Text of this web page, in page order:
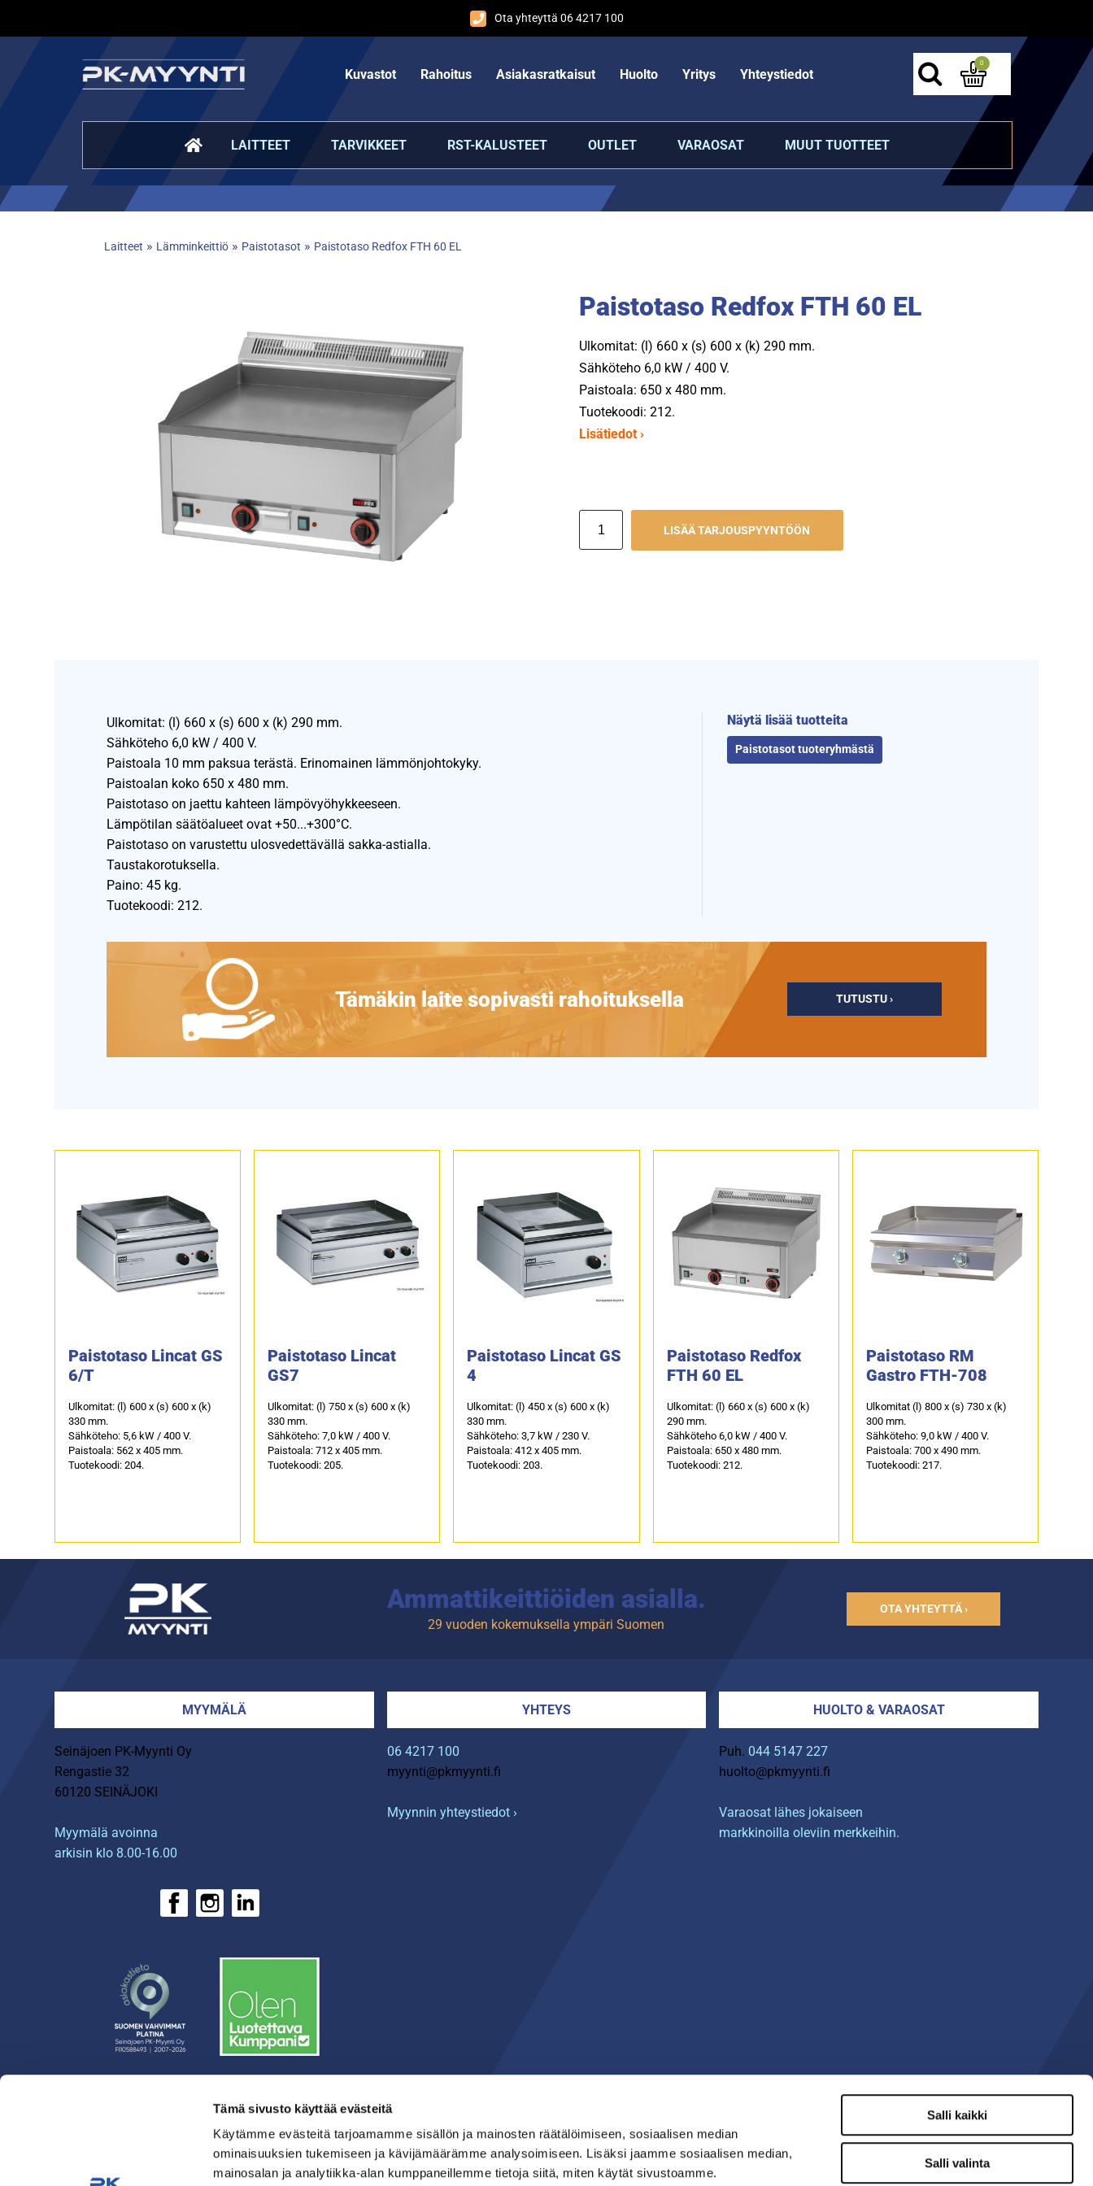
Tämä sivusto käyttää evästeitä
Käytämme evästeitä tarjoamamme sisällön ja mainosten räätälöimiseen, sosiaalisen median
ominaisuuksien tukemiseen ja kävijämäärämme analysoimiseen. Lisäksi jaamme sosiaalisen median,
mainosalan ja analytiikka-alan kumppaneillemme tietoja siitä, miten käytät sivustoamme.
Salli kaikki
Salli valinta
Ota yhteyttä 06 4217 100
Kuvastot Rahoitus Asiakasratkaisut Huolto Yritys Yhteystiedot
0
LAITTEET TARVIKKEET RST-KALUSTEET OUTLET VARAOSAT MUUT TUOTTEET
Laitteet » Lämminkeittiö» Paistotasot » Paistotaso Redfox FTH 60 EL
Paistotaso Redfox FTH 60 EL
Ulkomitat: (l) 660 x (s) 600 x (k) 290 mm.
Sähköteho 6,0 kW / 400 V.
Paistoala: 650 x 480 mm.
Tuotekoodi: 212.
Lisätiedot ›
LISÄÄ TARJOUSPYYNTÖÖN
Ulkomitat: (l) 660 x (s) 600 x (k) 290 mm.
Sähköteho 6,0 kW / 400 V.
Paistoala 10 mm paksua terästä. Erinomainen lämmönjohtokyky.
Paistoalan koko 650 x 480 mm.
Paistotaso on jaettu kahteen lämpövyöhykkeeseen.
Lämpötilan säätöalueet ovat +50...+300°C.
Paistotaso on varustettu ulosvedettävällä sakka-astialla.
Taustakorotuksella.
Paino: 45 kg.
Tuotekoodi: 212.
Näytä lisää tuotteita
Paistotasot tuoteryhmästä
Tämäkin laite sopivasti rahoituksella TUTUSTU ›
Paistotaso Lincat GS
6/T
Ulkomitat: (l) 600 x (s) 600 x (k)
330 mm.
Sähköteho: 5,6 kW / 400 V.
Paistoala: 562 x 405 mm.
Tuotekoodi: 204.
Paistotaso Lincat
GS7
Ulkomitat: (l) 750 x (s) 600 x (k)
330 mm.
Sähköteho: 7,0 kW / 400 V.
Paistoala: 712 x 405 mm.
Tuotekoodi: 205.
Paistotaso Lincat GS
4
Ulkomitat: (l) 450 x (s) 600 x (k)
330 mm.
Sähköteho: 3,7 kW / 230 V.
Paistoala: 412 x 405 mm.
Tuotekoodi: 203.
Paistotaso Redfox
FTH 60 EL
Ulkomitat: (l) 660 x (s) 600 x (k)
290 mm.
Sähköteho 6,0 kW / 400 V.
Paistoala: 650 x 480 mm.
Tuotekoodi: 212.
Paistotaso RM
Gastro FTH-708
Ulkomitat (l) 800 x (s) 730 x (k)
300 mm.
Sähköteho: 9,0 kW / 400 V.
Paistoala: 700 x 490 mm.
Tuotekoodi: 217.
Ammattikeittiöiden asialla.
29 vuoden kokemuksella ympäri Suomen
OTA YHTEYTTÄ ›
MYYMÄLÄ
Seinäjoen PK-Myynti Oy
Rengastie 32
60120 SEINÄJOKI
Myymälä avoinna
arkisin klo 8.00-16.00
YHTEYS
06 4217 100
myynti@pkmyynti.fi
Myynnin yhteystiedot ›
HUOLTO & VARAOSAT
Puh. 044 5147 227
huolto@pkmyynti.fi
Varaosat lähes jokaiseen
markkinoilla oleviin merkkeihin.
› Yritys